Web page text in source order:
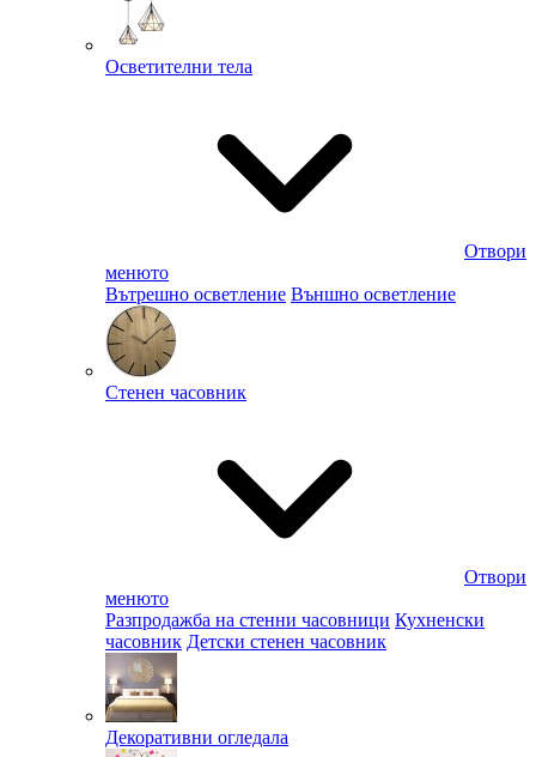
Осветителни тела
Отвори
менюто
Вътрешно осветление Външно осветление
Стенен часовник
Отвори
менюто
Разпродажба на стенни часовници Кухненски
часовник Детски стенен часовник
Декоративни огледала